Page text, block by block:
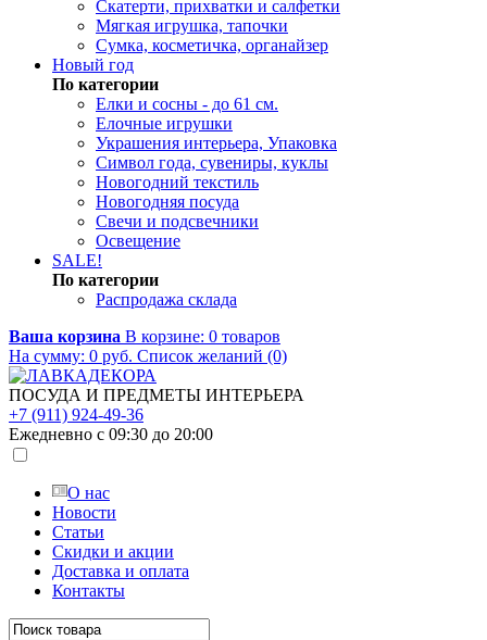
Скатерти, прихватки и салфетки
Мягкая игрушка, тапочки
Сумка, косметичка, органайзер
Новый год
По категории
Елки и сосны - до 61 см.
Елочные игрушки
Украшения интерьера, Упаковка
Символ года, сувениры, куклы
Новогодний текстиль
Новогодняя посуда
Свечи и подсвечники
Освещение
SALE!
По категории
Распродажа склада
Ваша корзина В корзине: 0 товаров
На сумму: 0 руб. Список желаний (0)
ПОСУДА И ПРЕДМЕТЫ ИНТЕРЬЕРА
+7 (911) 924-49-36
Ежедневно с 09:30 до 20:00
О нас
Новости
Статьи
Скидки и акции
Доставка и оплата
Контакты